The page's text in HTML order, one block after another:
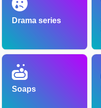
Drama series
Soaps